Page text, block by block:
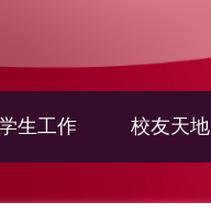
生工作 校友天地